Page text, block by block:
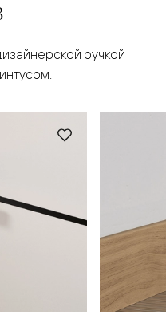
ручкой